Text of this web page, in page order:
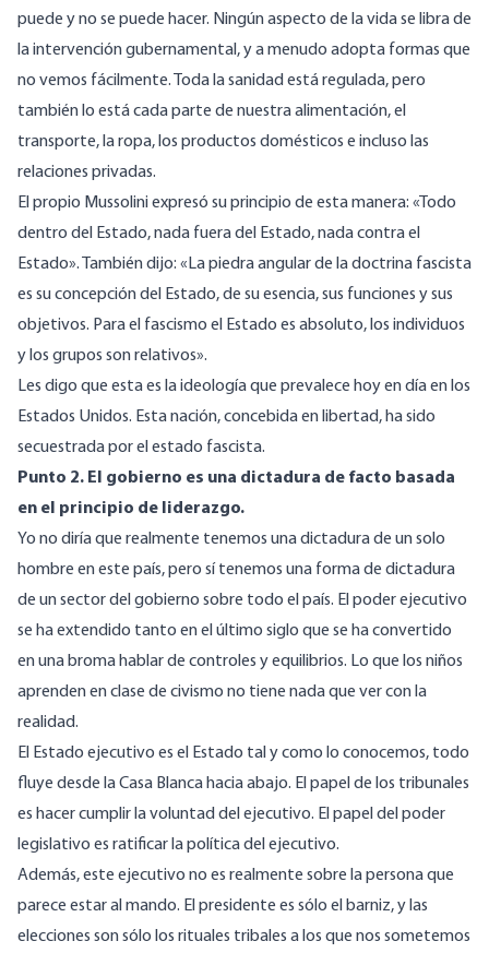
puede y no se puede hacer. Ningún aspecto de la vida se libra de
la intervención gubernamental, y a menudo adopta formas que
no vemos fácilmente. Toda la sanidad está regulada, pero
también lo está cada parte de nuestra alimentación, el
transporte, la ropa, los productos domésticos e incluso las
relaciones privadas.
El propio Mussolini expresó su principio de esta manera: «Todo
dentro del Estado, nada fuera del Estado, nada contra el
Estado». También dijo: «La piedra angular de la doctrina fascista
es su concepción del Estado, de su esencia, sus funciones y sus
objetivos. Para el fascismo el Estado es absoluto, los individuos
y los grupos son relativos».
Les digo que esta es la ideología que prevalece hoy en día en los
Estados Unidos. Esta nación, concebida en libertad, ha sido
secuestrada por el estado fascista.
Punto 2. El gobierno es una dictadura de facto basada
en el principio de liderazgo.
Yo no diría que realmente tenemos una dictadura de un solo
hombre en este país, pero sí tenemos una forma de dictadura
de un sector del gobierno sobre todo el país. El poder ejecutivo
se ha extendido tanto en el último siglo que se ha convertido
en una broma hablar de controles y equilibrios. Lo que los niños
aprenden en clase de civismo no tiene nada que ver con la
realidad.
El Estado ejecutivo es el Estado tal y como lo conocemos, todo
fluye desde la Casa Blanca hacia abajo. El papel de los tribunales
es hacer cumplir la voluntad del ejecutivo. El papel del poder
legislativo es ratificar la política del ejecutivo.
Además, este ejecutivo no es realmente sobre la persona que
parece estar al mando. El presidente es sólo el barniz, y las
elecciones son sólo los rituales tribales a los que nos sometemos